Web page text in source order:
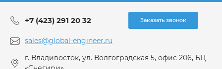
+7 (423) 291 20 32 Заказать звонок
sales@global-engineer.ru
г. Владивосток, ул. Волгоградская 5, офис 206, БЦ